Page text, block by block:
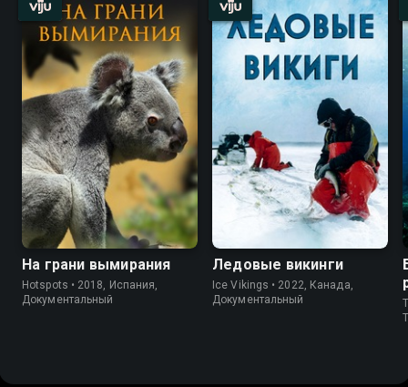
На грани вымирания
Hotspots • 2018, Испания,
Документальный
Ледовые викинги
Ice Vikings • 2022, Канада,
Документальный